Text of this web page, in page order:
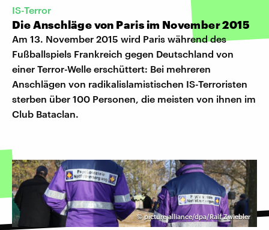
IS-Terror
Die Anschläge von Paris im November 2015
Am 13. November 2015 wird Paris während des
Fußballspiels Frankreich gegen Deutschland von
einer Terror-Welle erschüttert: Bei mehreren
Anschlägen von radikalislamistischen IS-Terroristen
sterben über 100 Personen, die meisten von ihnen im
Club Bataclan.
©picture alliance/dpa/Ralf Zwiebler